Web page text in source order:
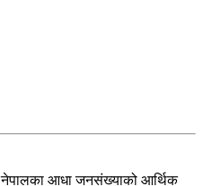
नेपालका आधा जनसंख्याको आर्थिक